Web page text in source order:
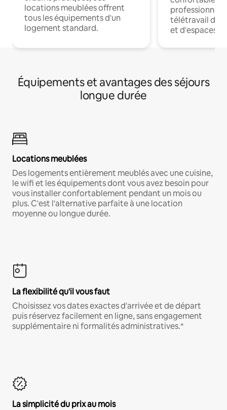
locations meublées offrent
tous les équipements d'un
logement standard.
professionnels
télétravail
et d'espaces
Équipements et avantages des séjours
longue durée
Locations meublées
Des logements entièrement meublés avec une cuisine,
le wifi et les équipements dont vous avez besoin pour
vous installer confortablement pendant un mois ou
plus. C'est l'alternative parfaite à une location
moyenne ou longue durée.
La flexibilité qu'il vous faut
Choisissez vos dates exactes d'arrivée et de départ
puis réservez facilement en ligne, sans engagement
supplémentaire ni formalités administratives.*
La simplicité du prix au mois